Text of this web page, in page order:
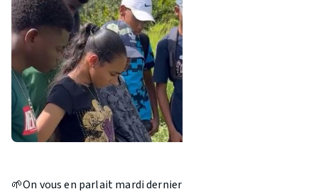
🌱On vous en parlait mardi dernier ! Une matinée à la forêt